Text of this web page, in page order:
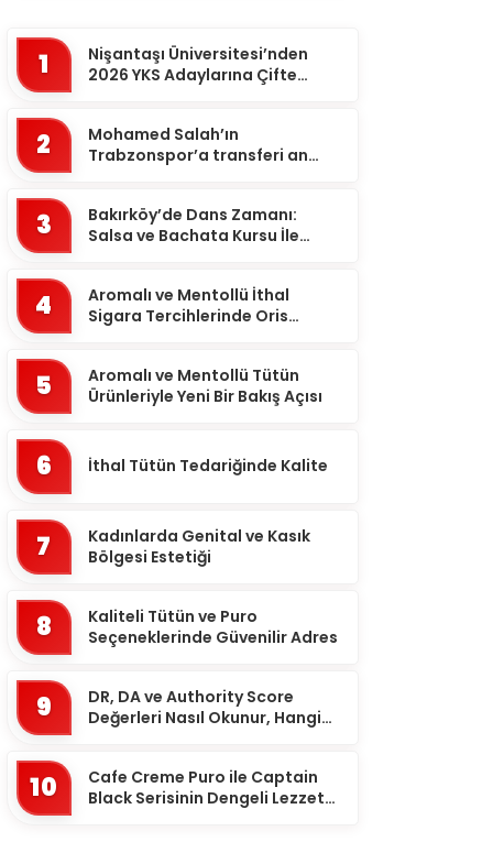
1
Nişantaşı Üniversitesi’nden
2026 YKS Adaylarına Çifte
2
Mohamed Salah’ın
Trabzonspor’a transferi an
3
Bakırköy’de Dans Zamanı:
Salsa ve Bachata Kursu İle
4
Aromalı ve Mentollü İthal
Sigara Tercihlerinde Oris
5
Aromalı ve Mentollü Tütün
Ürünleriyle Yeni Bir Bakış Açısı
6 İthal Tütün Tedariğinde Kalite
7
Kadınlarda Genital ve Kasık
Bölgesi Estetiği
8
Kaliteli Tütün ve Puro
Seçeneklerinde Güvenilir Adres
9
DR, DA ve Authority Score
Değerleri Nasıl Okunur, Hangi
10
Cafe Creme Puro ile Captain
Black Serisinin Dengeli Lezzet
Amasya
Antalya
Artvin
Aydın
Balıkesir
Bartın
Batman
Bayburt
Bilecik
Bingöl
Bitlis
Bolu
Bursa
Çankırı
Çorum
Denizli
Diyarbakır